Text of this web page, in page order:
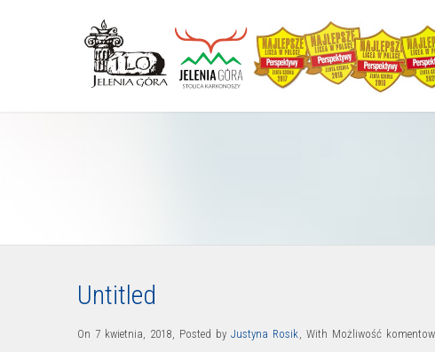
Untitled
On 7 kwietnia, 2018, Posted by Justyna Rosik, With Możliwość